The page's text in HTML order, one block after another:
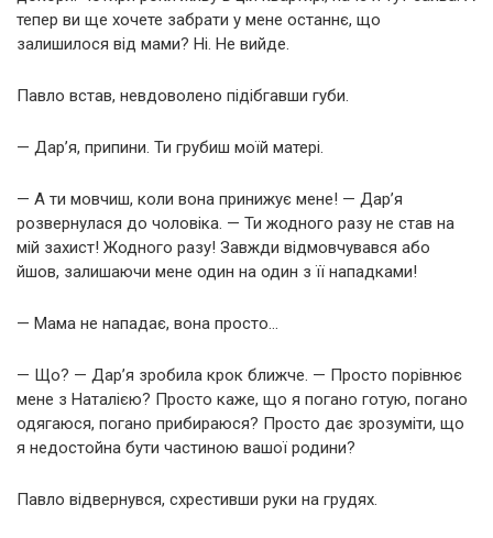
тепер ви ще хочете забрати у мене останнє, що
залишилося від мами? Ні. Не вийде.
Павло встав, невдоволено підібгавши губи.
— Дар’я, припини. Ти грубиш моїй матері.
— А ти мовчиш, коли вона принижує мене! — Дар’я
розвернулася до чоловіка. — Ти жодного разу не став на
мій захист! Жодного разу! Завжди відмовчувався або
йшов, залишаючи мене один на один з її нападками!
— Мама не нападає, вона просто…
— Що? — Дар’я зробила крок ближче. — Просто порівнює
мене з Наталією? Просто каже, що я погано готую, погано
одягаюся, погано прибираюся? Просто дає зрозуміти, що
я недостойна бути частиною вашої родини?
Павло відвернувся, схрестивши руки на грудях.